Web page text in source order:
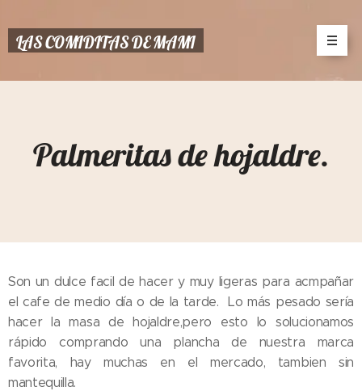
LAS COMIDITAS DE MAMI
Palmeritas de hojaldre.
Son un dulce facil de hacer y muy ligeras para acmpañar
el cafe de medio día o de la tarde. Lo más pesado sería
hacer la masa de hojaldre,pero esto lo solucionamos
rápido comprando una plancha de nuestra marca
favorita, hay muchas en el mercado, tambien sin
mantequilla.